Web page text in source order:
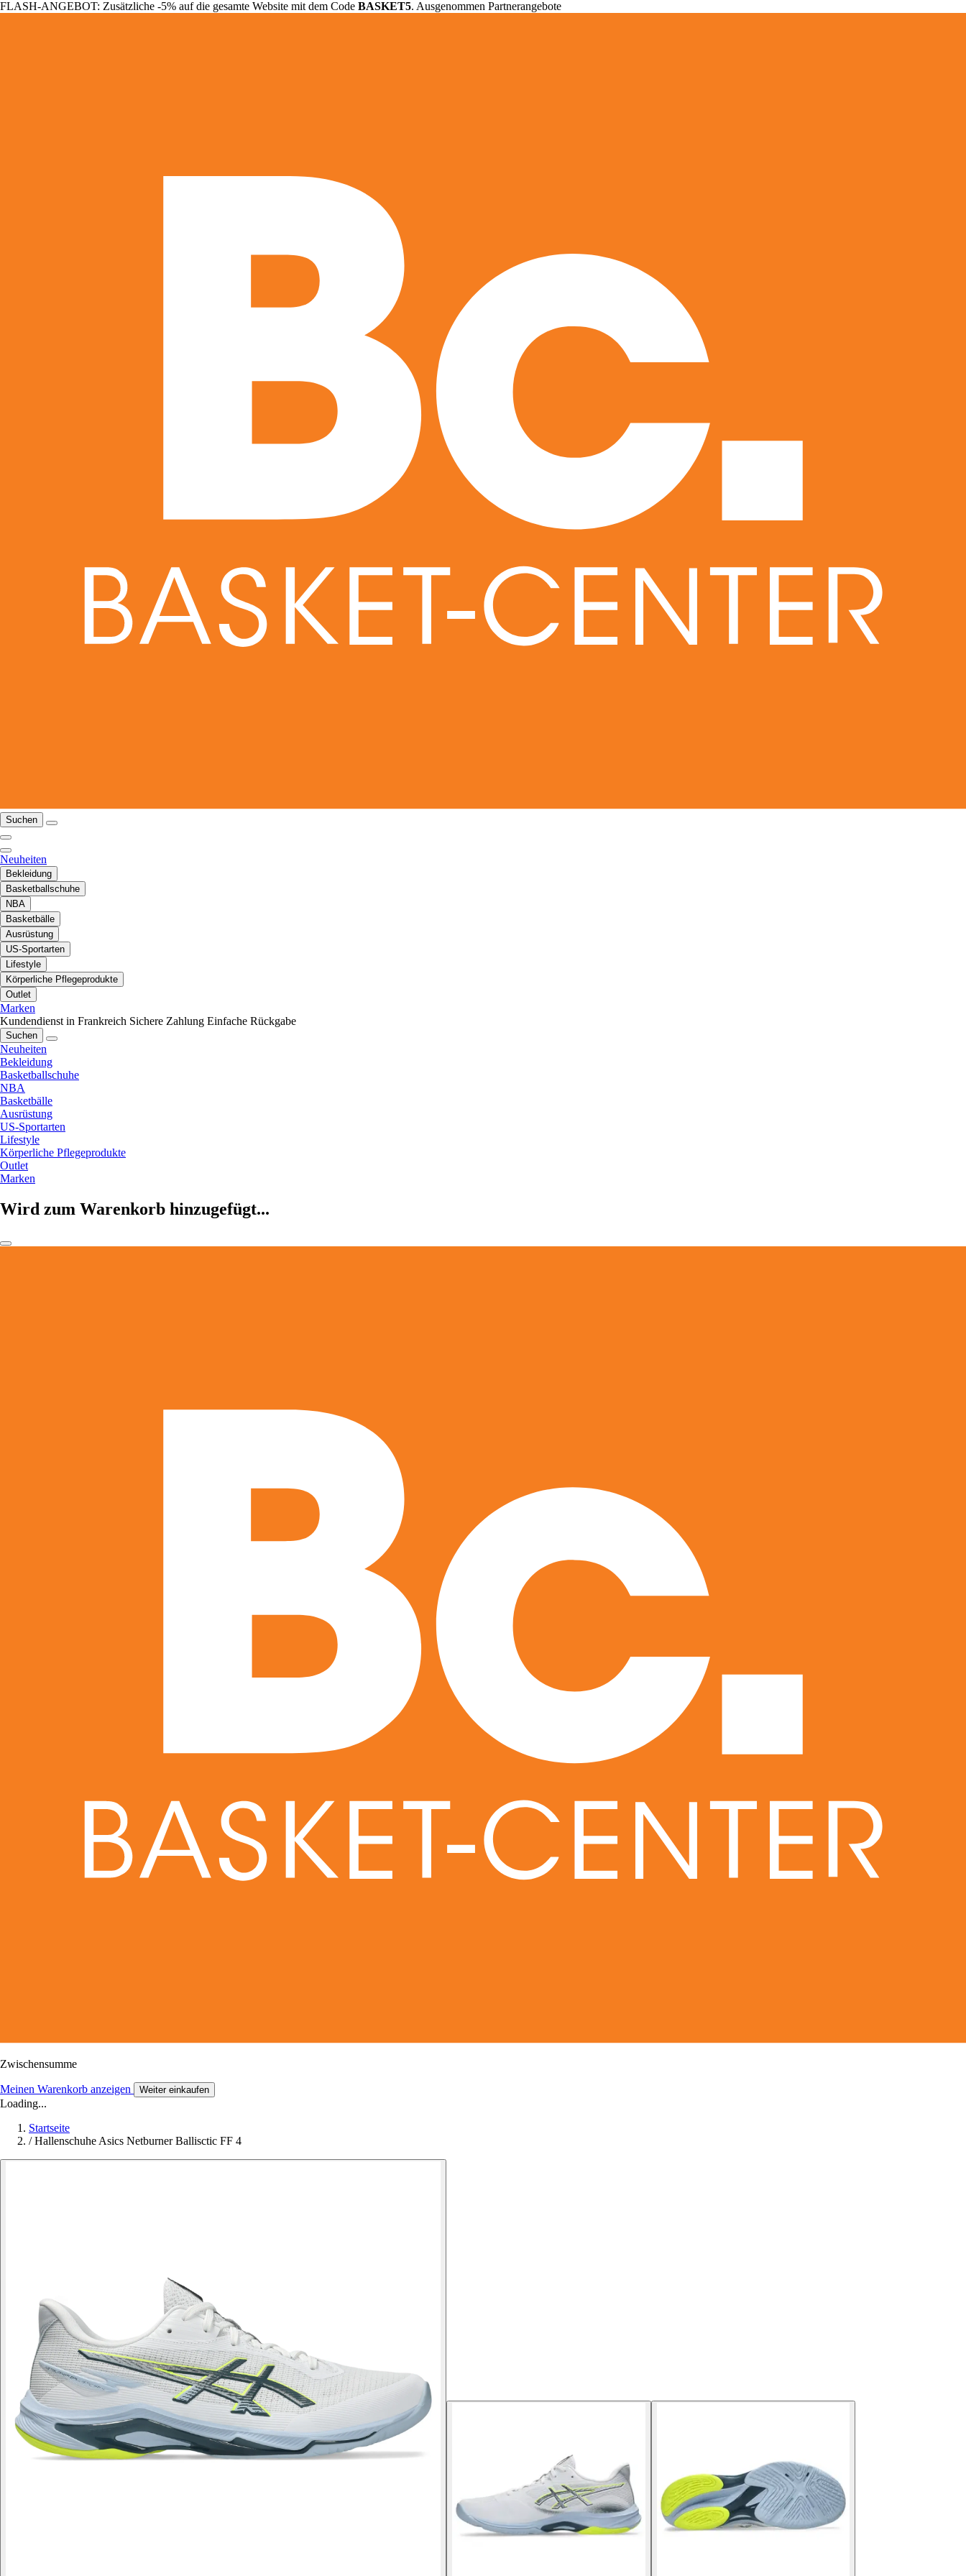
FLASH-ANGEBOT: Zusätzliche -5% auf die gesamte Website mit dem Code BASKET5. Ausgenommen Partnerangebote
Suchen
Neuheiten
Bekleidung
Basketballschuhe
NBA
Basketbälle
Ausrüstung
US-Sportarten
Lifestyle
Körperliche Pflegeprodukte
Outlet
Marken
Kundendienst in Frankreich Sichere Zahlung Einfache Rückgabe
Suchen
Neuheiten
Bekleidung
Basketballschuhe
NBA
Basketbälle
Ausrüstung
US-Sportarten
Lifestyle
Körperliche Pflegeprodukte
Outlet
Marken
Wird zum Warenkorb hinzugefügt...
Zwischensumme
Meinen Warenkorb anzeigen Weiter einkaufen
Loading...
Startseite
/ Hallenschuhe Asics Netburner Ballisctic FF 4